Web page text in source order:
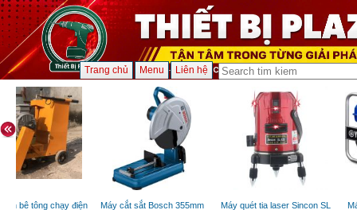
Trang chủ Menu Liên hệ
bê tông chạy điện
Máy cắt sắt Bosch 355mm
Máy quét tia laser Sincon SL